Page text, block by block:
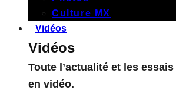
Culture MX
Vidéos
Vidéos
Toute l’actualité et les
en vidéo.